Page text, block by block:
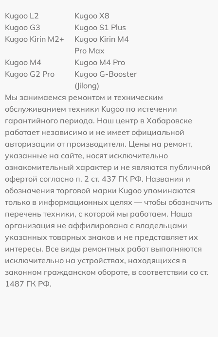
Kugoo L2
Kugoo X8
Kugoo G3
Kugoo S1 Plus
Kugoo Kirin M2+
Kugoo Kirin M4
Pro Max
Kugoo M4
Kugoo M4 Pro
Kugoo G2 Pro
Kugoo G-Booster
(Jilong)
Мы занимаемся ремонтом и техническим
обслуживанием техники Kugoo по истечении
гарантийного периода. Наш центр в Хабаровске
работает независимо и не имеет официальной
авторизации от производителя. Цены на ремонт,
указанные на сайте, носят исключительно
ознакомительный характер и не являются публичной
офертой согласно п. 2 ст. 437 ГК РФ. Названия и
обозначения торговой марки Kugoo упоминаются
только в информационных целях — чтобы обозначить
перечень техники, с которой мы работаем. Наша
организация не аффилирована с владельцами
указанных товарных знаков и не представляет их
интересы. Все виды ремонтных работ выполняются
исключительно на устройствах, находящихся в
законном гражданском обороте, в соответствии со ст.
1487 ГК РФ.